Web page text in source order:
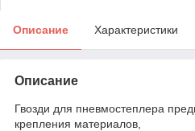
Описание Характеристики
Описание
Гвозди для пневмостеплера
крепления материалов,